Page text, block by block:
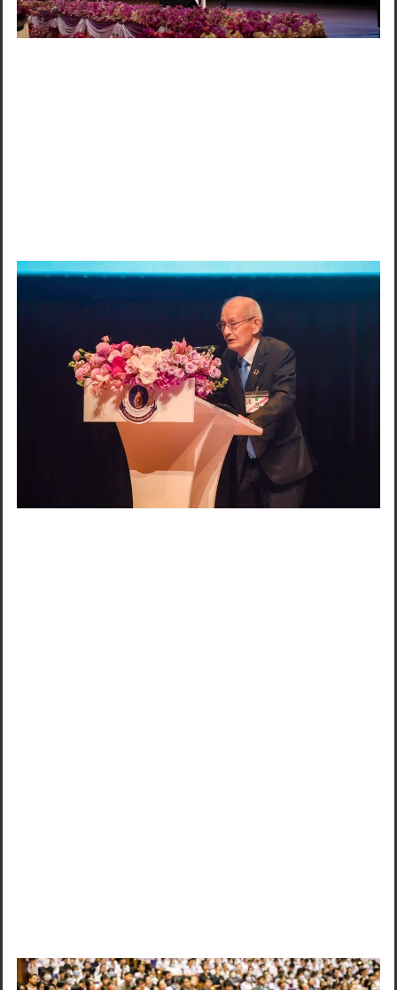
Search